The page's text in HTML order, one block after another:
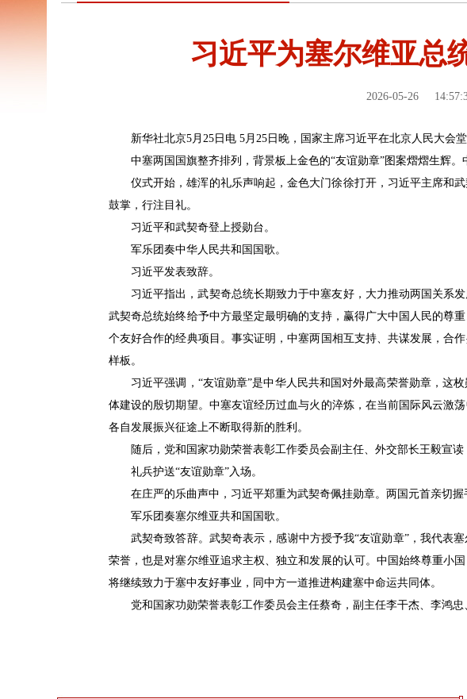
习近平为塞尔维亚总
2026-05-26
新华社北京5月25日电 5月25日晚，国家主席习近平在北京人民大会
中塞两国国旗整齐排列，背景板上金色的“友谊勋章”图案熠熠生辉
仪式开始，雄浑的礼乐声响起，金色大门徐徐打开，习近平主席和
鼓掌，行注目礼。
习近平和武契奇登上授勋台。
军乐团奏中华人民共和国国歌。
习近平发表致辞。
习近平指出，武契奇总统长期致力于中塞友好，大力推动两国关系
武契奇总统始终给予中方最坚定最明确的支持，赢得广大中国人民的尊
个友好合作的经典项目。事实证明，中塞两国相互支持、共谋发展，合
样板。
习近平强调，“友谊勋章”是中华人民共和国对外最高荣誉勋章，这
体建设的殷切期望。中塞友谊经历过血与火的淬炼，在当前国际风云激
各自发展振兴征途上不断取得新的胜利。
随后，党和国家功勋荣誉表彰工作委员会副主任、外交部长王毅宣读
礼兵护送“友谊勋章”入场。
在庄严的乐曲声中，习近平郑重为武契奇佩挂勋章。两国元首亲切握
军乐团奏塞尔维亚共和国国歌。
武契奇致答辞。武契奇表示，感谢中方授予我“友谊勋章”，我代表
荣誉，也是对塞尔维亚追求主权、独立和发展的认可。中国始终尊重小
将继续致力于塞中友好事业，同中方一道推进构建塞中命运共同体。
党和国家功勋荣誉表彰工作委员会主任蔡奇，副主任李干杰、李鸿忠